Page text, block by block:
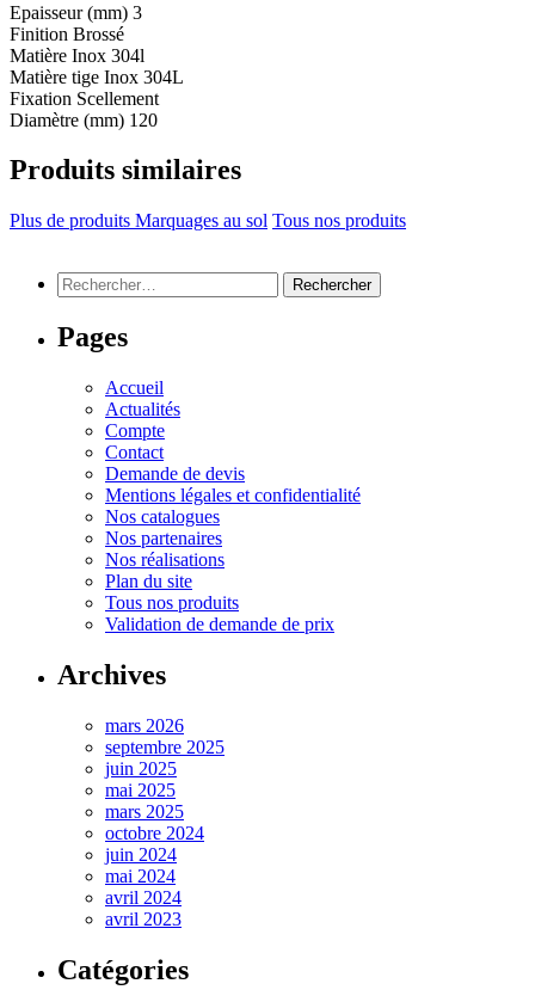
Epaisseur (mm) 3
Finition Brossé
Matière Inox 304l
Matière tige Inox 304L
Fixation Scellement
Diamètre (mm) 120
Produits similaires
Plus de produits Marquages au sol Tous nos produits
Rechercher :
Pages
Accueil
Actualités
Compte
Contact
Demande de devis
Mentions légales et confidentialité
Nos catalogues
Nos partenaires
Nos réalisations
Plan du site
Tous nos produits
Validation de demande de prix
Archives
mars 2026
septembre 2025
juin 2025
mai 2025
mars 2025
octobre 2024
juin 2024
mai 2024
avril 2024
avril 2023
Catégories